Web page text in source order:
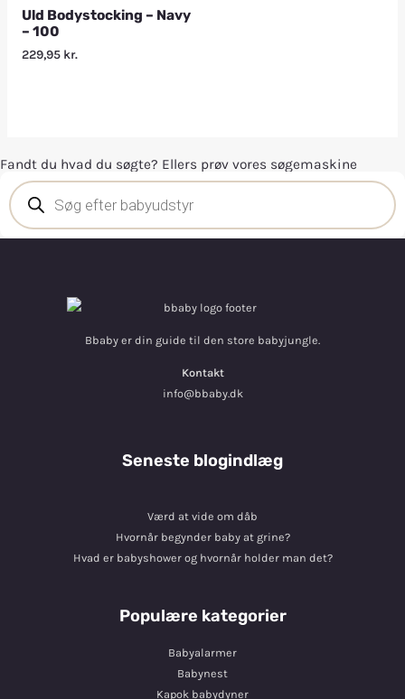
Uld Bodystocking – Navy
– 100
229,95 kr.
Fandt du hvad du søgte? Ellers prøv vores søgemaskine
Bbaby er din guide til den store babyjungle.
Kontakt
info@bbaby.dk
Seneste blogindlæg
Værd at vide om dåb
Hvornår begynder baby at grine?
Hvad er babyshower og hvornår holder man det?
Populære kategorier
Babyalarmer
Babynest
Kapok babydyner